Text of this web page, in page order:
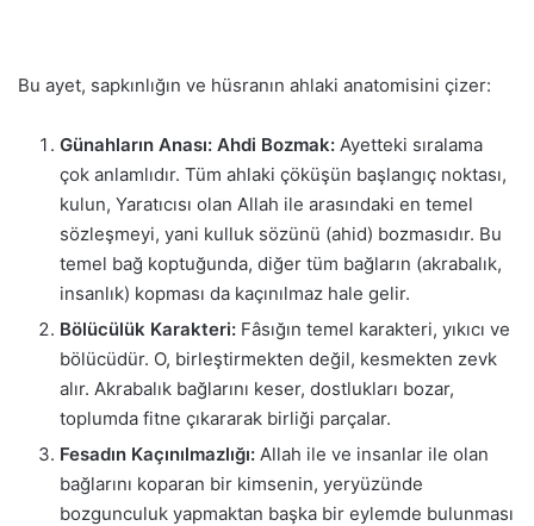
Bu ayet, sapkınlığın ve hüsranın ahlaki anatomisini çizer:
Günahların Anası: Ahdi Bozmak: Ayetteki sıralama
çok anlamlıdır. Tüm ahlaki çöküşün başlangıç noktası,
kulun, Yaratıcısı olan Allah ile arasındaki en temel
sözleşmeyi, yani kulluk sözünü (ahid) bozmasıdır. Bu
temel bağ koptuğunda, diğer tüm bağların (akrabalık,
insanlık) kopması da kaçınılmaz hale gelir.
Bölücülük Karakteri: Fâsığın temel karakteri, yıkıcı ve
bölücüdür. O, birleştirmekten değil, kesmekten zevk
alır. Akrabalık bağlarını keser, dostlukları bozar,
toplumda fitne çıkararak birliği parçalar.
Fesadın Kaçınılmazlığı: Allah ile ve insanlar ile olan
bağlarını koparan bir kimsenin, yeryüzünde
bozgunculuk yapmaktan başka bir eylemde bulunması